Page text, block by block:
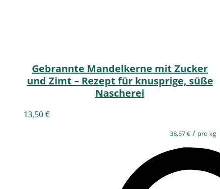
Gebrannte Mandelkerne mit Zucker
und Zimt – Rezept für knusprige, süße
Nascherei
13,50€
38,57€ / pro kg